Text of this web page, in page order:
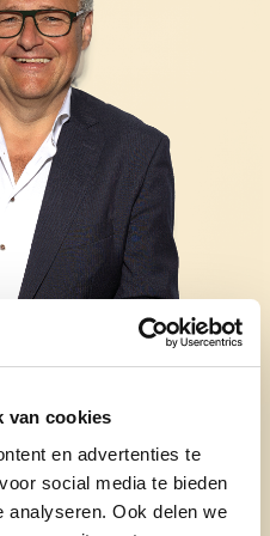
van cookies
en advertenties te
social media te bieden
analyseren. Ook delen we